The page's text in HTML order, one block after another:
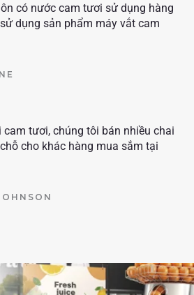
có nước cam tươi sử dụng hàng
dụng sản phẩm máy vắt cam
tươi, chúng tôi bán nhiều chai
cho khác hàng mua sắm tại